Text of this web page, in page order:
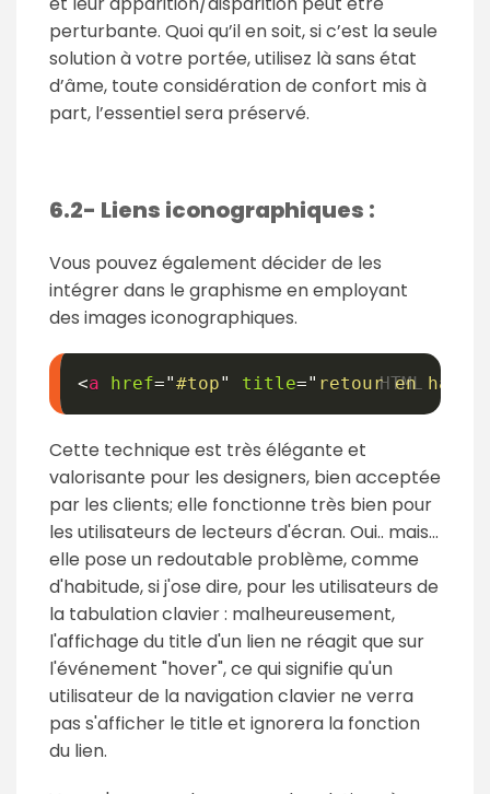
perturbante. Quoi qu’il en soit, si c’est la seule
solution à votre portée, utilisez là sans état
d’âme, toute considération de confort mis à
part, l’essentiel sera préservé.
6.2- Liens iconographiques :
Vous pouvez également décider de les
intégrer dans le graphisme en employant
des images iconographiques.
<a href="#top" title=" retour en haut
Cette technique est très élégante et
valorisante pour les designers, bien acceptée
par les clients; elle fonctionne très bien pour
les utilisateurs de lecteurs d'écran. Oui.. mais...
elle pose un redoutable problème, comme
d'habitude, si j'ose dire, pour les utilisateurs de
la tabulation clavier : malheureusement,
l'affichage du title d'un lien ne réagit que sur
l'événement "hover", ce qui signifie qu'un
utilisateur de la navigation clavier ne verra
pas s'afficher le title et ignorera la fonction
du lien.